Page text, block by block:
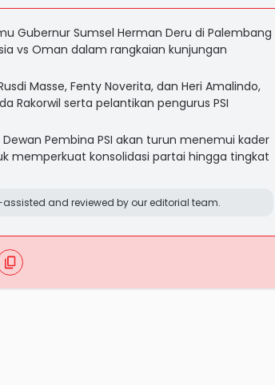
Gubernur Sumsel Herman Deru di Palembang
vs Oman dalam rangkaian kunjungan
Masse, Fenty Noverita, dan Heri Amalindo,
Rakorwil serta pelantikan pengurus PSI
Pembina PSI akan turun menemui kader
memperkuat konsolidasi partai hingga tingkat
and reviewed by our editorial team.